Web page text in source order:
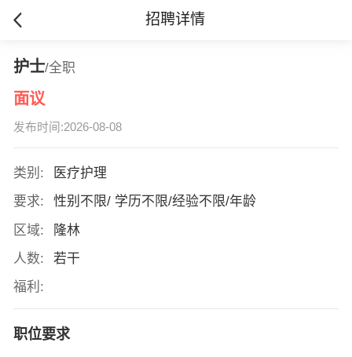
招聘详情
护士/全职
面议
发布时间:2026-08-08
类别:
医疗护理
要求:
性别不限/ 学历不限/经验不限/年龄
区域:
隆林
人数:
若干
福利:
职位要求